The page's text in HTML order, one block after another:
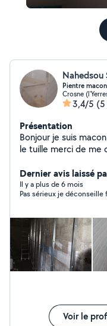
Nahedsou
Pientre
Crosne
3,4/5 (5
Présentation
Bonjour je suis
le tuille merci de me
Dernier avis laissé
Il y a plus de 6 mois
Pas sérieux je
Voir le